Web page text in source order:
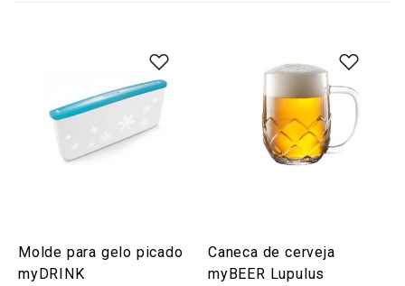
Molde para gelo picado
myDRINK
Caneca de cerveja
myBEER Lupulus